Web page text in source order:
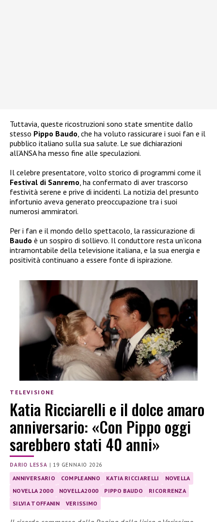
Tuttavia, queste ricostruzioni sono state smentite dallo
stesso Pippo Baudo, che ha voluto rassicurare i suoi fan e il
pubblico italiano sulla sua salute. Le sue dichiarazioni
all’ANSA ha messo fine alle speculazioni.
Il celebre presentatore, volto storico di programmi come il
Festival di Sanremo, ha confermato di aver trascorso
festività serene e prive di incidenti. La notizia del presunto
infortunio aveva generato preoccupazione tra i suoi
numerosi ammiratori.
Per i fan e il mondo dello spettacolo, la rassicurazione di
Baudo è un sospiro di sollievo. Il conduttore resta un’icona
intramontabile della televisione italiana, e la sua energia e
positività continuano a essere fonte di ispirazione.
TELEVISIONE
Katia Ricciarelli e il dolce amaro
anniversario: «Con Pippo oggi
sarebbero stati 40 anni»
DARIO LESSA | 19 GENNAIO 2026
ANNIVERSARIO COMPLEANNO KATIA RICCIARELLI
NOVELLA
NOVELLA 2000
NOVELLA2000 PIPPO BAUDO
RICORRENZA
SILVIA TOFFANIN
VERISSIMO